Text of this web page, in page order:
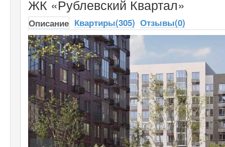
ЖК «Рублевский Квартал»
Описание Квартиры(305) Отзывы(0)